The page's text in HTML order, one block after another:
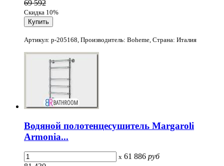
69 592
Скидка 10%
Артикул: p-205168, Производитель: Boheme, Страна: Италия
Водяной полотенцесушитель Margaroli
Armonia...
x 61 886 руб